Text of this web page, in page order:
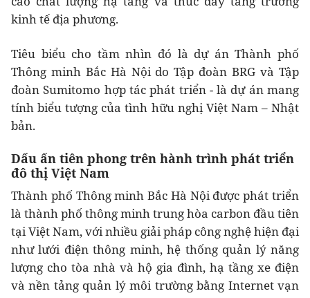
kinh tế địa phương.
Tiêu biểu cho tầm nhìn đó là dự án Thành phố
Thông minh Bắc Hà Nội do Tập đoàn BRG và Tập
đoàn Sumitomo hợp tác phát triển - là dự án mang
tính biểu tượng của tình hữu nghị Việt Nam – Nhật
bản.
Dấu ấn tiên phong trên hành trình phát triển
đô thị Việt Nam
Thành phố Thông minh Bắc Hà Nội được phát triển
là thành phố thông minh trung hòa carbon đầu tiên
tại Việt Nam, với nhiều giải pháp công nghệ hiện đại
như lưới điện thông minh, hệ thống quản lý năng
lượng cho tòa nhà và hộ gia đình, hạ tầng xe điện
và nền tảng quản lý môi trường bằng Internet vạn